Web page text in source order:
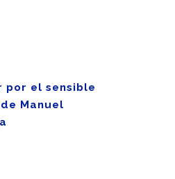
por el sensible
Manuel